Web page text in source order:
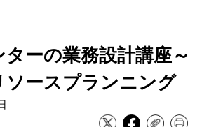
ーの業務設計講座～
ソースプランニング